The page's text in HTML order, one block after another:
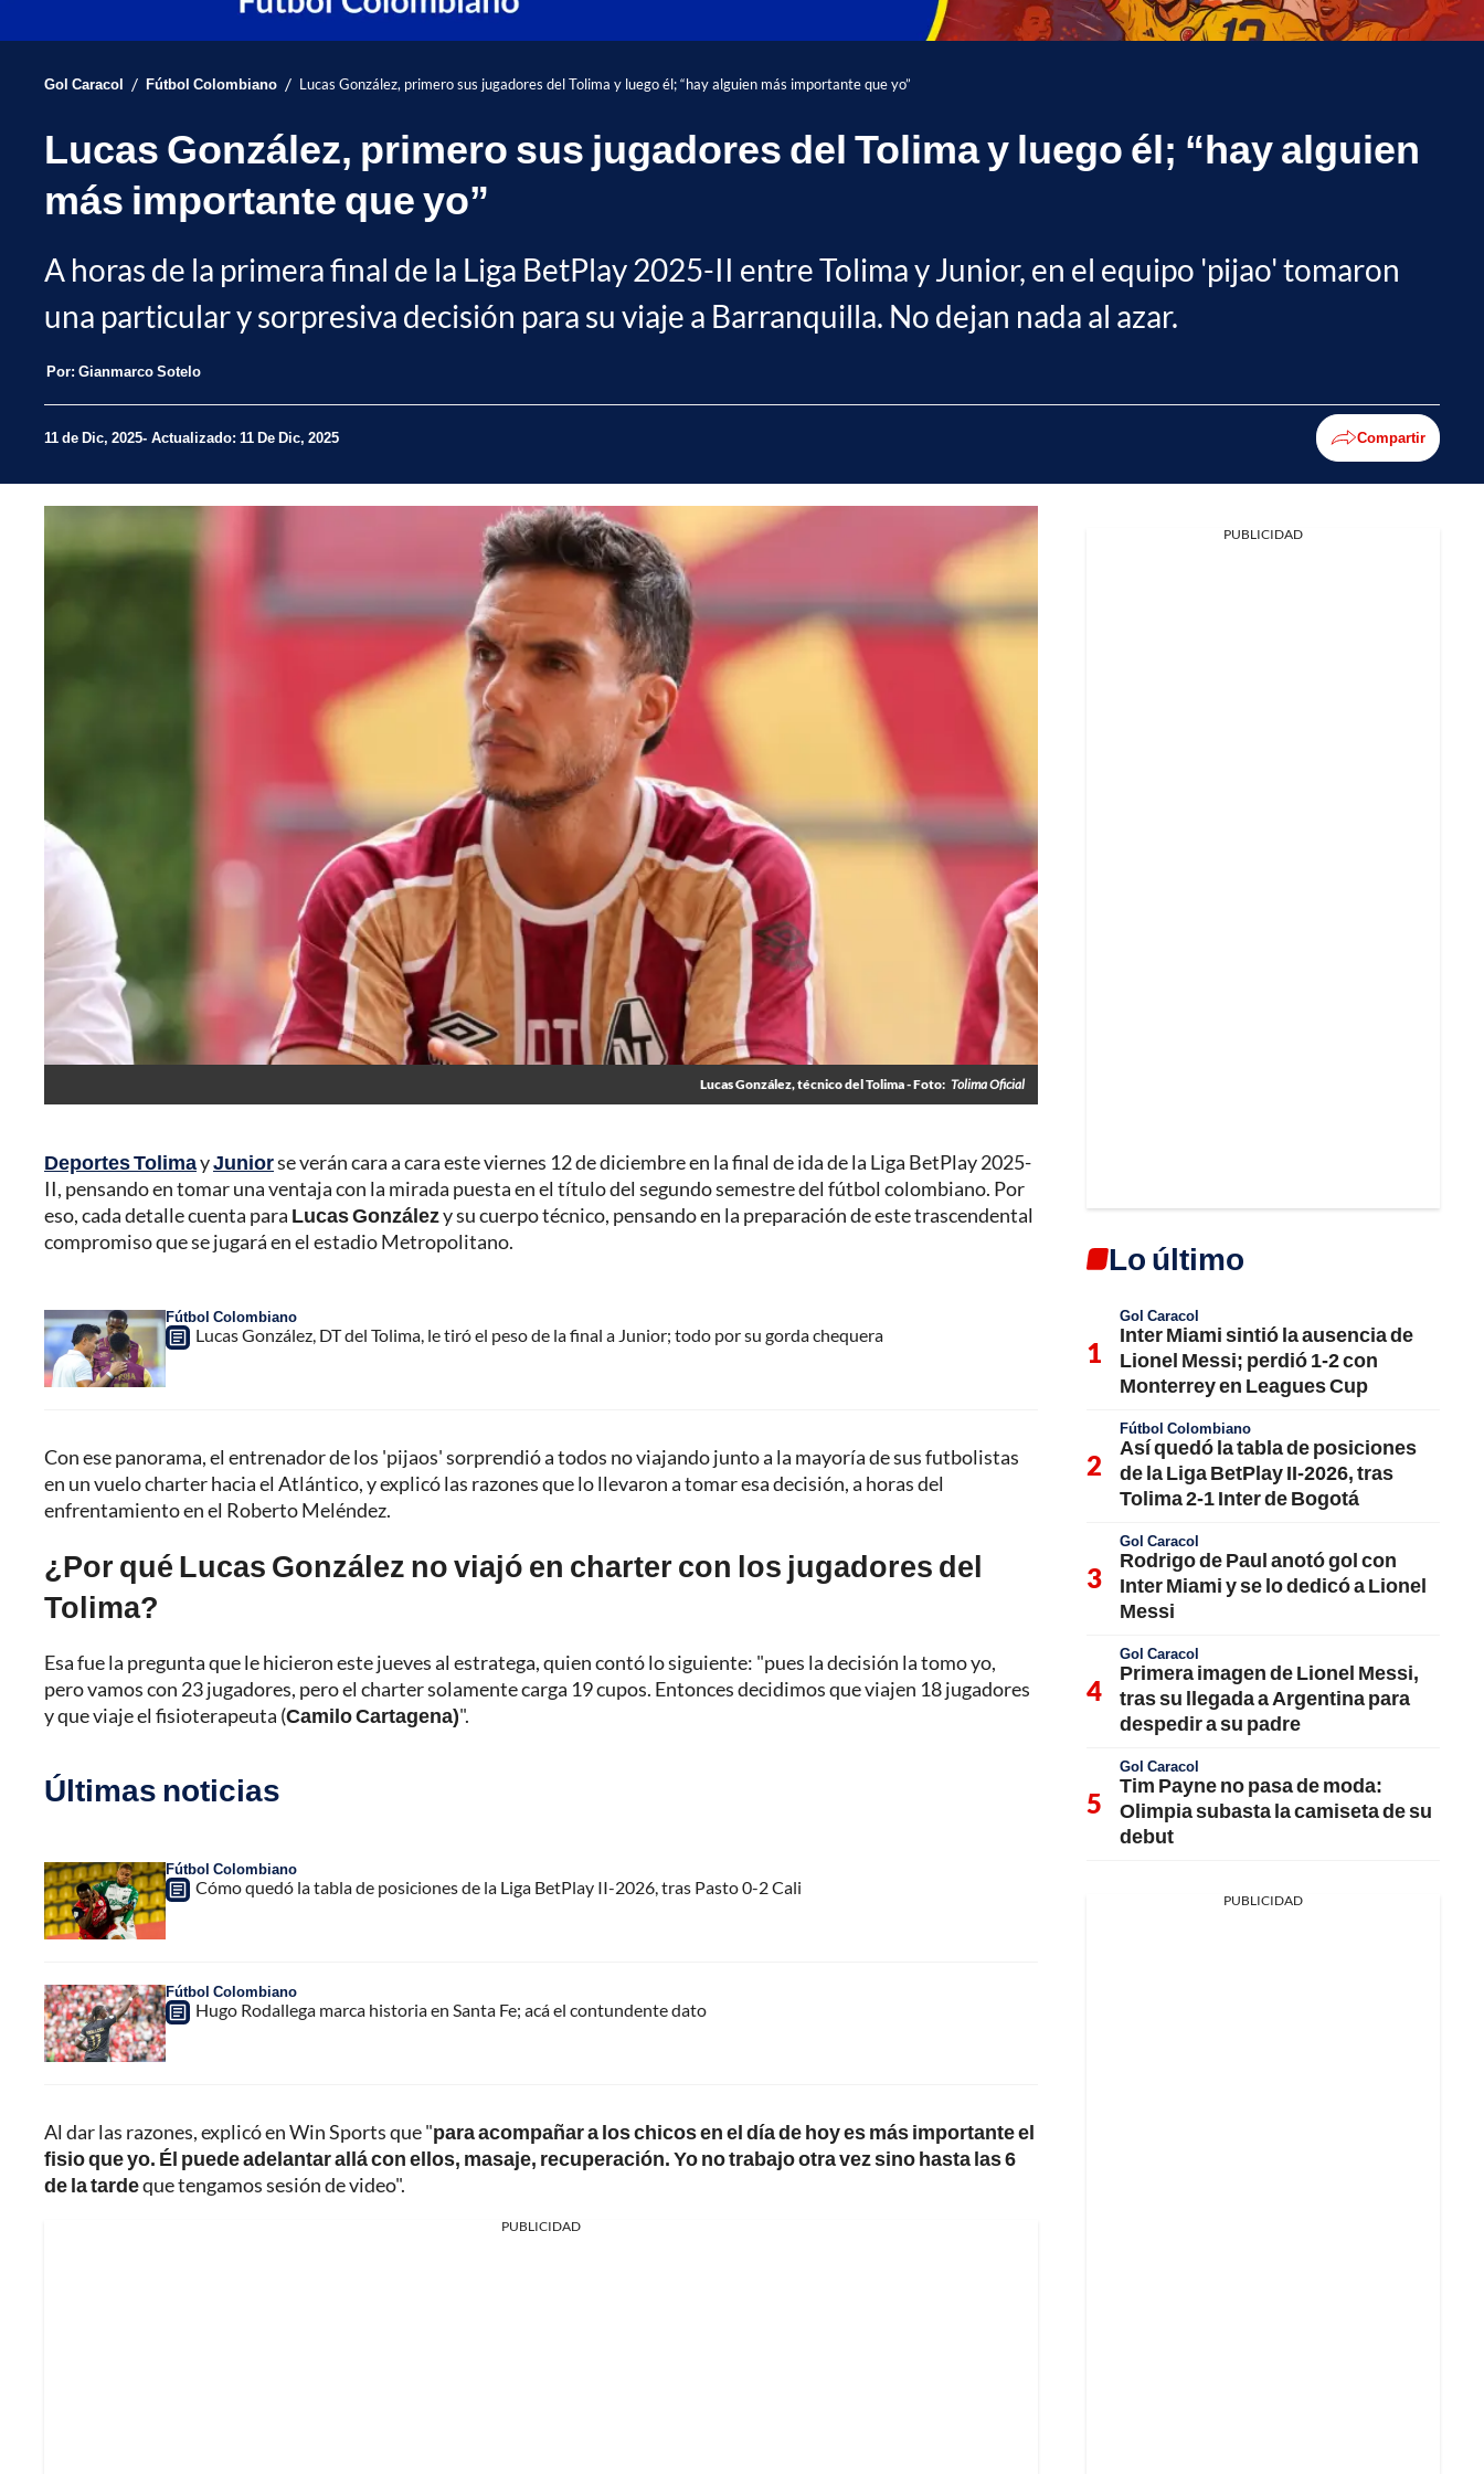
Gol Caracol / Fútbol Colombiano / Lucas González, primero sus jugadores del Tolima y luego él; “hay alguien más importante que yo”
Lucas González, primero sus jugadores del Tolima y luego él; “hay alguien
más importante que yo”
A horas de la primera final de la Liga BetPlay 2025-II entre Tolima y Junior, en el equipo 'pijao' tomaron
una particular y sorpresiva decisión para su viaje a Barranquilla. No dejan nada al azar.
Por: Gianmarco Sotelo
11 de Dic, 2025 Actualizado: 11 De Dic, 2025 Compartir
Lucas González, técnico del Tolima - Foto: Tolima Oficial
Deportes TolimayJuniorse verán cara a cara este viernes 12 de diciembre en la final de ida de la Liga BetPlay 2025-
II, pensando en tomar una ventaja con la mirada puesta en el título del segundo semestre del fútbol colombiano. Por
eso, cada detalle cuenta para Lucas Gonzálezy su cuerpo técnico, pensando en la preparación de este trascendental
compromiso que se jugará en el estadio Metropolitano.
Fútbol Colombiano
Lucas González, DT del Tolima, le tiró el peso de la final a Junior; todo por su gorda chequera
Con ese panorama, el entrenador de los 'pijaos' sorprendió a todos no viajando junto a la mayoría de sus futbolistas
en un vuelo charter hacia el Atlántico, y explicó las razones que lo llevaron a tomar esa decisión, a horas del
enfrentamiento en el Roberto Meléndez.
¿Por qué Lucas González no viajó en charter con los jugadores del
Tolima?
Esa fue la pregunta que le hicieron este jueves al estratega, quien contó lo siguiente: "pues la decisión la tomo yo,
pero vamos con 23 jugadores, pero el charter solamente carga 19 cupos. Entonces decidimos que viajen 18 jugadores
y que viaje el fisioterapeuta (Camilo Cartagena)".
Últimas noticias
Fútbol Colombiano
Cómo quedó la tabla de posiciones de la Liga BetPlay II-2026, tras Pasto 0-2 Cali
Fútbol Colombiano
Hugo Rodallega marca historia en Santa Fe; acá el contundente dato
Al dar las razones, explicó en Win Sports que "para acompañar a los chicos en el día de hoy es más importante el
fisio que yo. Él puede adelantar allá con ellos, masaje, recuperación. Yo no trabajo otra vez sino hasta las 6
de la tardeque tengamos sesión de video".
PUBLICIDAD
PUBLICIDAD
Lo último
Gol Caracol
Inter Miami sintió la ausencia de
Lionel Messi; perdió 1-2 con
Monterrey en Leagues Cup
Fútbol Colombiano
Así quedó la tabla de posiciones
de la Liga BetPlay II-2026, tras
Tolima 2-1 Inter de Bogotá
Gol Caracol
Rodrigo de Paul anotó gol con
Inter Miami y se lo dedicó a Lionel
Messi
Gol Caracol
Primera imagen de Lionel Messi,
tras su llegada a Argentina para
despedir a su padre
Gol Caracol
Tim Payne no pasa de moda:
Olimpia subasta la camiseta de su
debut
PUBLICIDAD